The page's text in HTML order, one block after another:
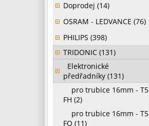
Doprodej (14)
OSRAM - LEDVANCE (76)
PHILIPS (398)
TRIDONIC (131)
Elektronické
předřadníky (131)
pro trubice 16mm - T5
FH (2)
pro trubice 16mm - T5
FQ (11)